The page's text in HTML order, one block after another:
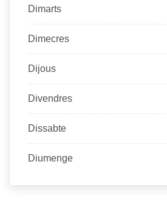
Dimarts
Dimecres
Dijous
Divendres
Dissabte
Diumenge